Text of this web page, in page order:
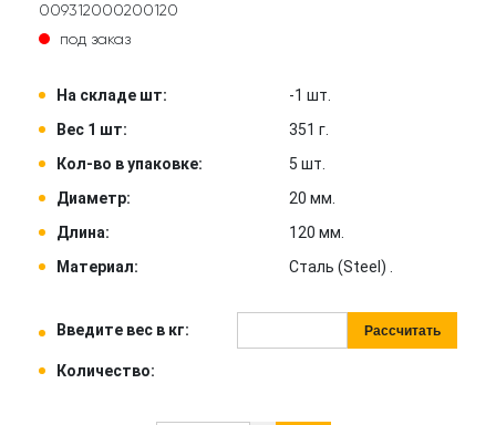
009312000200120
под заказ
На складе шт:
-1 шт.
Вес 1 шт:
351 г.
Кол-во в упаковке:
5 шт.
Диаметр:
20 мм.
Длина:
120 мм.
Материал:
Сталь (Steel) .
Введите вес в кг: Рассчитать
Количество: